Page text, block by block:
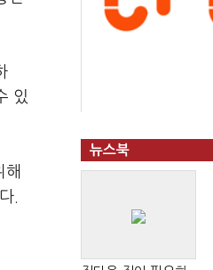
있
해
.
뉴스북